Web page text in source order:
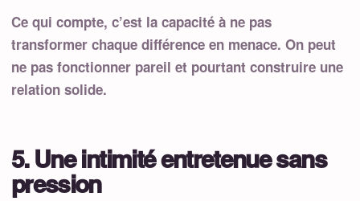
Ce qui compte, c’est la capacité à ne pas
transformer chaque différence en menace. On peut
ne pas fonctionner pareil et pourtant construire une
relation solide.
5. Une intimité entretenue sans
pression